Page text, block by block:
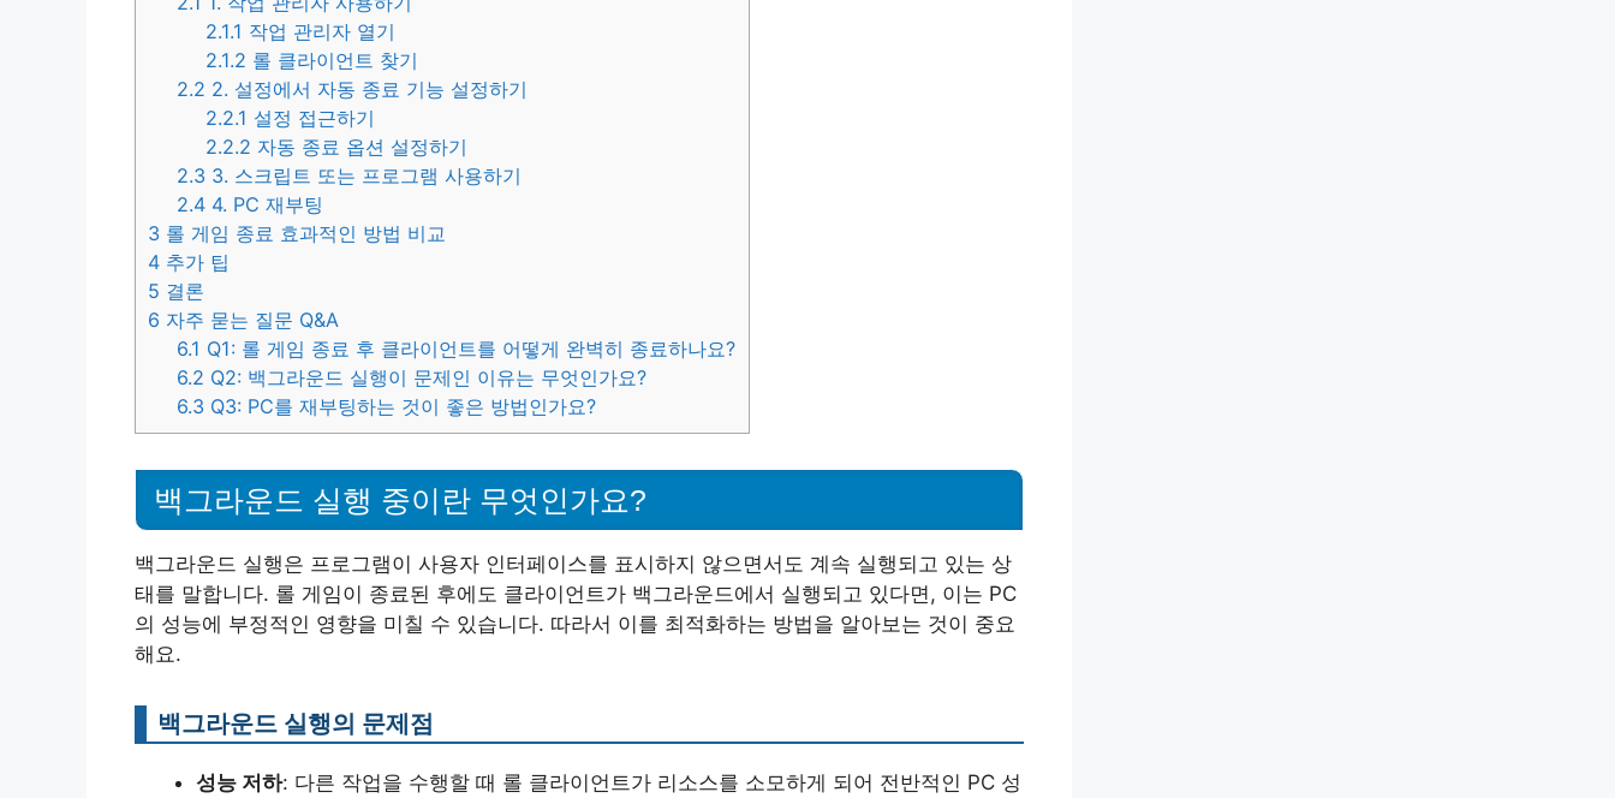
2.1.1 작업 관리자 열기
2.1.2 롤 클라이언트 찾기
2.2 2. 설정에서 자동 종료 기능 설정하기
2.2.1 설정 접근하기
2.2.2 자동 종료 옵션 설정하기
2.3 3. 스크립트 또는 프로그램 사용하기
2.4 4. PC 재부팅
3 롤 게임 종료 효과적인 방법 비교
4 추가 팁
5 결론
6 자주 묻는 질문 Q&A
6.1 Q1: 롤 게임 종료 후 클라이언트를 어떻게 완벽히 종료하나요?
6.2 Q2: 백그라운드 실행이 문제인 이유는 무엇인가요?
6.3 Q3: PC를 재부팅하는 것이 좋은 방법인가요?
백그라운드 실행 중이란 무엇인가요?
백그라운드 실행은 프로그램이 사용자 인터페이스를 표시하지 않으면서도 계속 실행되고 있는 상
태를 말합니다. 롤 게임이 종료된 후에도 클라이언트가 백그라운드에서 실행되고 있다면, 이는 PC
의 성능에 부정적인 영향을 미칠 수 있습니다. 따라서 이를 최적화하는 방법을 알아보는 것이 중요
해요.
백그라운드 실행의 문제점
성능 저하: 다른 작업을 수행할 때 롤 클라이언트가 리소스를 소모하게 되어 전반적인 PC 성